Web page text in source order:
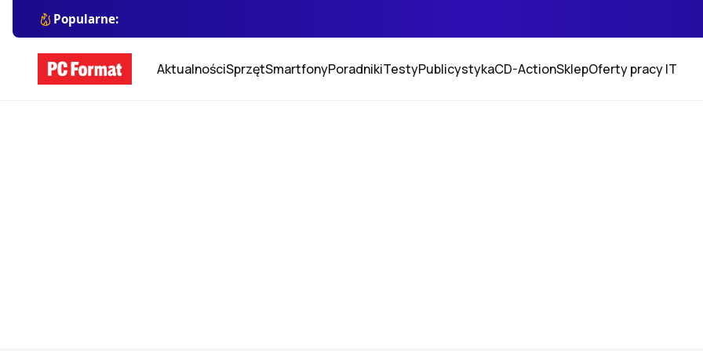
Popularne:
AktualnościSprzętSmartfonyPoradnikiTestyPublicystykaCD-ActionSklepOferty pracy IT